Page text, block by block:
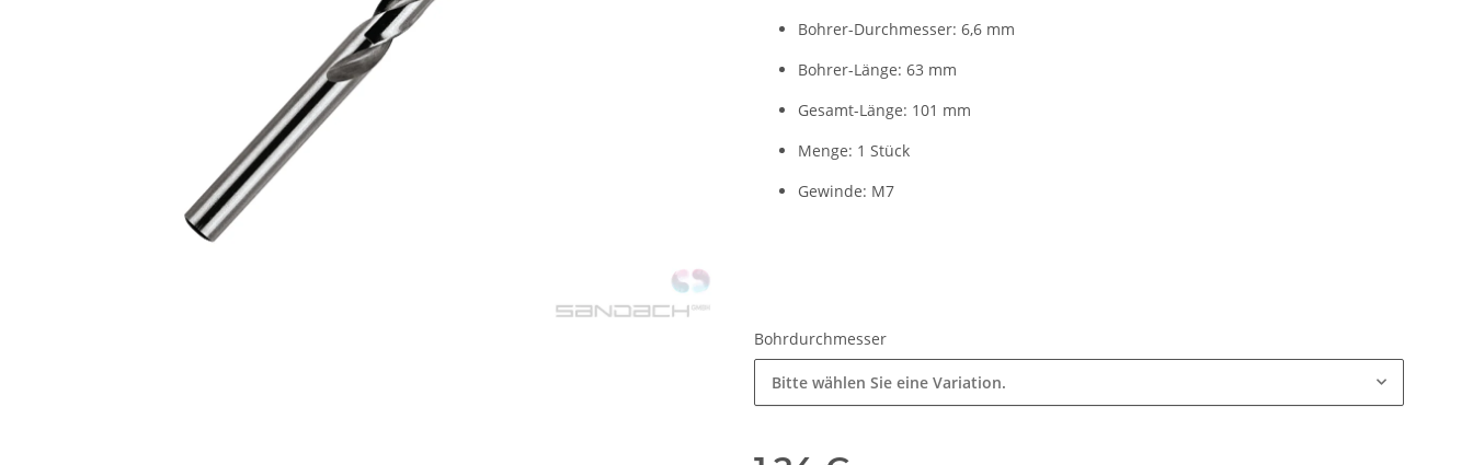
Bohrer-Durchmesser: 6,6 mm
Bohrer-Länge: 63 mm
Gesamt-Länge: 101 mm
Menge: 1 Stück
Gewinde: M7
Bohrdurchmesser
Bitte wählen Sie eine Variation.